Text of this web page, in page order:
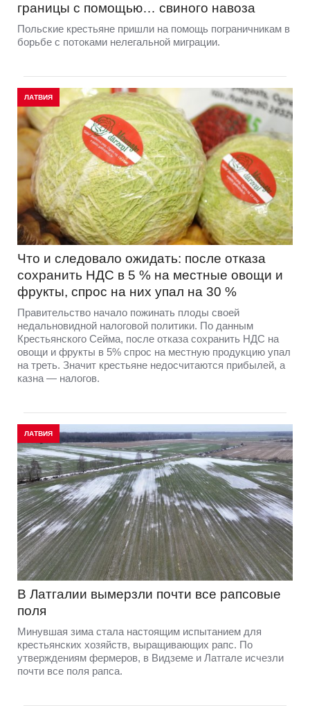
границы с помощью… свиного навоза
Польские крестьяне пришли на помощь пограничникам в
борьбе с потоками нелегальной миграции.
ЛАТВИЯ
Что и следовало ожидать: после отказа
сохранить НДС в 5 % на местные овощи и
фрукты, спрос на них упал на 30 %
Правительство начало пожинать плоды своей
недальновидной налоговой политики. По данным
Крестьянского Сейма, после отказа сохранить НДС на
овощи и фрукты в 5% спрос на местную продукцию упал
на треть. Значит крестьяне недосчитаются прибылей, а
казна — налогов.
ЛАТВИЯ
В Латгалии вымерзли почти все рапсовые
поля
Минувшая зима стала настоящим испытанием для
крестьянских хозяйств, выращивающих рапс. По
утверждениям фермеров, в Видземе и Латгале исчезли
почти все поля рапса.